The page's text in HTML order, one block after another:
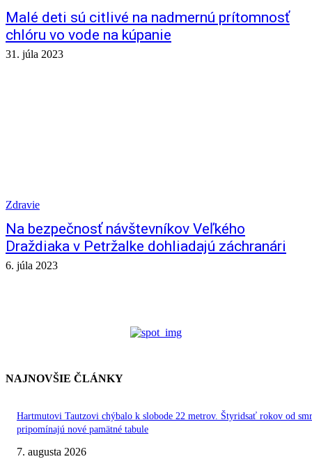
Malé deti sú citlivé na nadmernú prítomnosť
chlóru vo vode na kúpanie
31. júla 2023
Zdravie
Na bezpečnosť návštevníkov Veľkého
Draždiaka v Petržalke dohliadajú záchranári
6. júla 2023
NAJNOVŠIE ČLÁNKY
Hartmutovi Tautzovi chýbalo k slobode 22 metrov. Štyridsať rokov od
pripomínajú nové pamätné tabule
7. augusta 2026